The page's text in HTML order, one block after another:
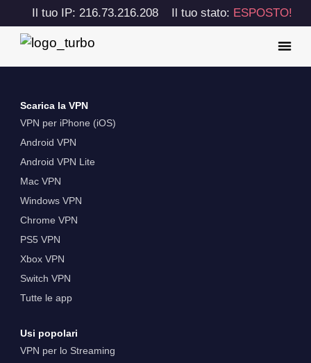
Il tuo IP: 216.73.216.208 Il tuo stato: ESPOSTO!
Scarica la VPN
VPN per iPhone (iOS)
Android VPN
Android VPN Lite
Mac VPN
Windows VPN
Chrome VPN
PS5 VPN
Xbox VPN
Switch VPN
Tutte le app
Usi popolari
VPN per lo Streaming